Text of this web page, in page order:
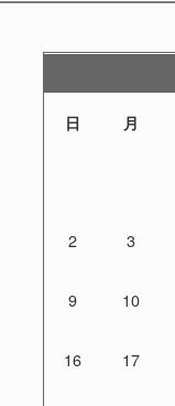
日 月
2 3
9 10
16 17